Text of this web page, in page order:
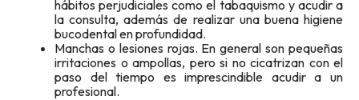
hábitos perjudiciales como el tabaquismo y acudir a
la consulta, además de realizar una buena higiene
bucodental en profundidad.
Manchas o lesiones rojas. En general son pequeñas
irritaciones o ampollas, pero si no cicatrizan con el
paso del tiempo es imprescindible acudir a un
profesional.